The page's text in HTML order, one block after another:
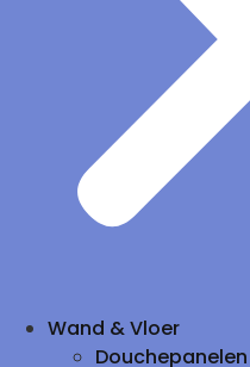
Wand & Vloer
Douchepanelen